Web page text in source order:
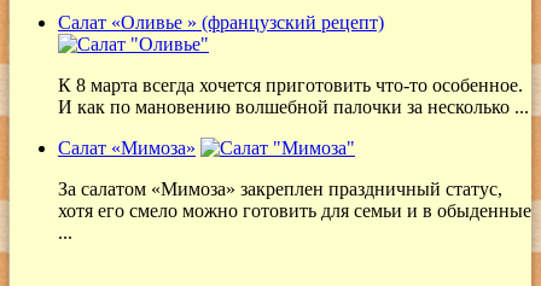
Салат «Оливье » (французский рецепт)
К 8 марта всегда хочется приготовить что-то особенное.
И как по мановению волшебной палочки за несколько ...
Салат «Мимоза»
За салатом «Мимоза» закреплен праздничный статус,
хотя его смело можно готовить для семьи и в обыденные
...